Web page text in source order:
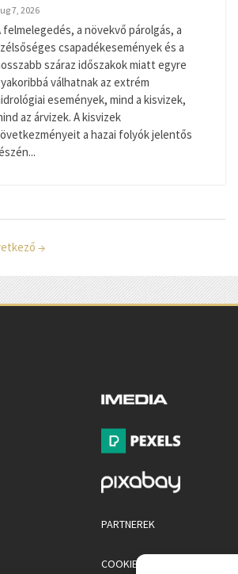
7, 2026
felmelegedés, a növekvő párolgás, a
csapadékesemények és a
száraz időszakok miatt egyre
válhatnak az extrém
események, mind a kisvizek,
az árvizek. A kisvizek
a hazai folyók jelentős
→
PARTNEREK
COOKIE SZABÁLYZAT